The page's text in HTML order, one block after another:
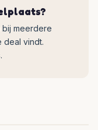
meerdere
deal vindt.